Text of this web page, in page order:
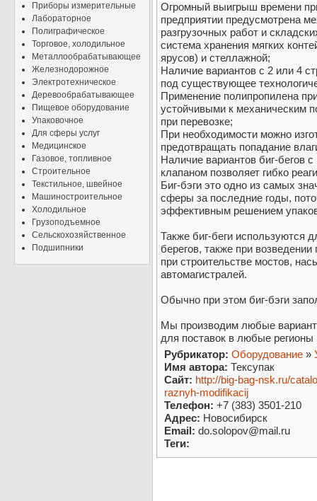
Приборы измерительные
Лабораторное
Полиграфическое
Торговое, холодильное
Металлообрабатывающее
Железнодорожное
Электротехническое
Деревообрабатывающее
Пищевое оборудование
Упаковочное
Для сферы услуг
Медицинское
Газовое, топливное
Строительное
Текстильное, швейное
Машиностроительное
Холодильное
Грузоподъемное
Сельскохозяйственное
Подшипники
Огромный выигрыш времени
предприятии предусмотрена
разгрузочных работ и
система хранения мягких
ярусов) и стеллажной;
Наличие вариантов с 2 или 4
под существующее
Применение полипропилена
устойчивыми к механическим
при перевозке;
При необходимости можно
предотвращать попадание
Наличие вариантов биг-бегов
клапаном позволяет гибко
Биг-бэги это одно из самых
сферы за последние годы,
эффективным решением
Также биг-беги используются
берегов, также при
при строительстве мостов,
автомагистралей.
Обычно при этом биг-бэги
Мы производим любые
для поставок в любые
Рубрикатор: Оборудование »
Имя автора: Тексупак
Сайт: http://big-bag-nsk.ru/
raznyh-modifikacij
Телефон: +7 (383) 3501-210
Адрес: Новосибирск
Email: do.solopov@mail.ru
Теги: